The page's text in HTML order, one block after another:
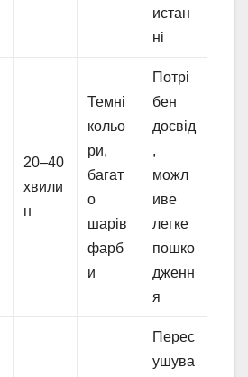
истан
ні
20–40
хвили
н
Темні
кольо
ри,
багат
о
шарів
фарб
и
Потрі
бен
досвід
,
можл
иве
легке
пошко
дженн
я
Перес
ушува